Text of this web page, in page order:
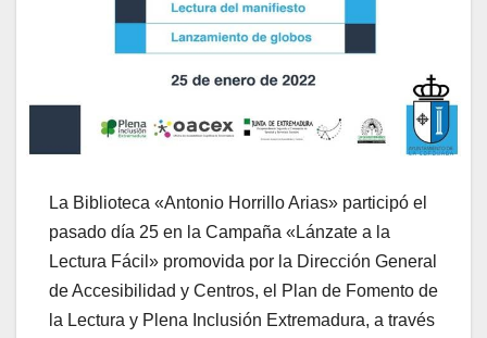
La Biblioteca «Antonio Horrillo Arias» participó el
pasado día 25 en la Campaña «Lánzate a la
Lectura Fácil» promovida por la Dirección General
de Accesibilidad y Centros, el Plan de Fomento de
la Lectura y Plena Inclusión Extremadura, a través